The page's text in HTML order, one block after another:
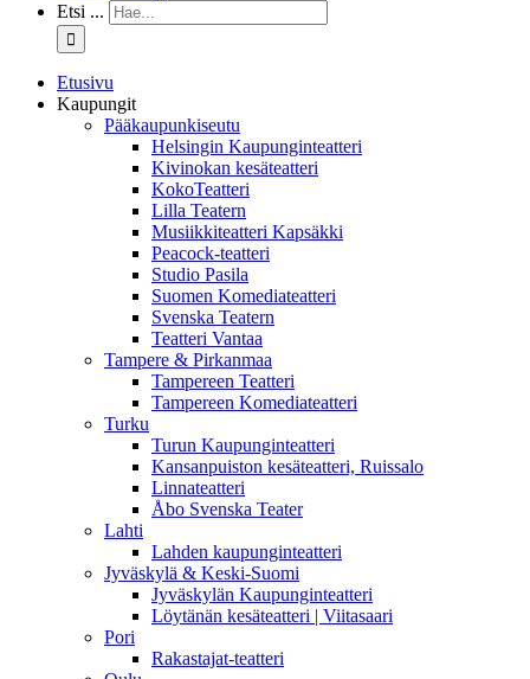
Etsi ...
Etusivu
Kaupungit
Pääkaupunkiseutu
Helsingin Kaupunginteatteri
Kivinokan kesäteatteri
KokoTeatteri
Lilla Teatern
Musiikkiteatteri Kapsäkki
Peacock-teatteri
Studio Pasila
Suomen Komediateatteri
Svenska Teatern
Teatteri Vantaa
Tampere & Pirkanmaa
Tampereen Teatteri
Tampereen Komediateatteri
Turku
Turun Kaupunginteatteri
Kansanpuiston kesäteatteri, Ruissalo
Linnateatteri
Åbo Svenska Teater
Lahti
Lahden kaupunginteatteri
Jyväskylä & Keski-Suomi
Jyväskylän Kaupunginteatteri
Löytänän kesäteatteri | Viitasaari
Pori
Rakastajat-teatteri